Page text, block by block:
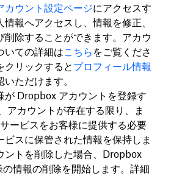
カウント設定ページにアクセスす
報へアクセスし、情報を修正、
削除することができます。アカウ
いての詳細はこちら をご覧くださ
クリックすると プロフィール情報
ただけます。
が Dropbox アカウントを登録す
アカウントが存在する限り、ま
ービスをお客様に提供する必要
ビスに保管された情報を保持しま
ントを削除した場合、Dropbox
情報の削除を開始します。詳細